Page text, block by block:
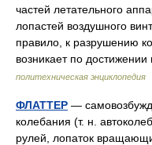
частей летательного
лопастей воздушного
правило, к разрушению
возникает по
политехническая энциклопедия
ФЛАТТЕР —
колебания (т. н.
рулей, лопаток